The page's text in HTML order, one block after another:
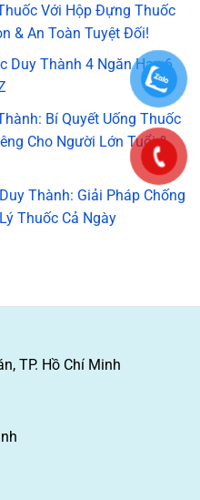
Với Hộp Đựng Thuốc
& An Toàn Tuyệt Đối!
Duy Thành 4 Ngăn Hay 6
Bí Quyết Uống Thuốc
Cho Người Lớn Tuổi &
Thành: Giải Pháp Chống
Thuốc Cả Ngày
TP. Hồ Chí Minh